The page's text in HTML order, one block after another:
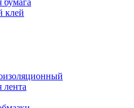
бумага
клей
лента